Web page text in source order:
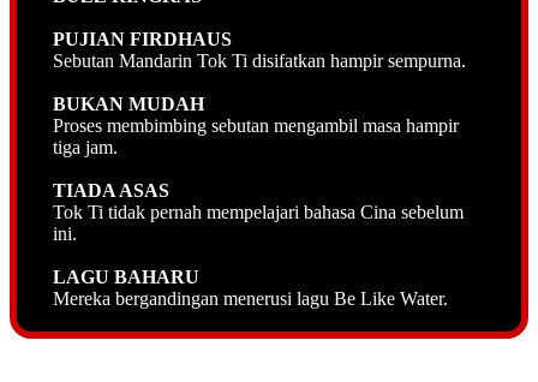
PUJIAN FIRDHAUS
Sebutan Mandarin Tok Ti disifatkan hampir sempurna.
BUKAN MUDAH
Proses membimbing sebutan mengambil masa hampir
tiga jam.
TIADA ASAS
Tok Ti tidak pernah mempelajari bahasa Cina sebelum
ini.
LAGU BAHARU
Mereka bergandingan menerusi lagu Be Like Water.